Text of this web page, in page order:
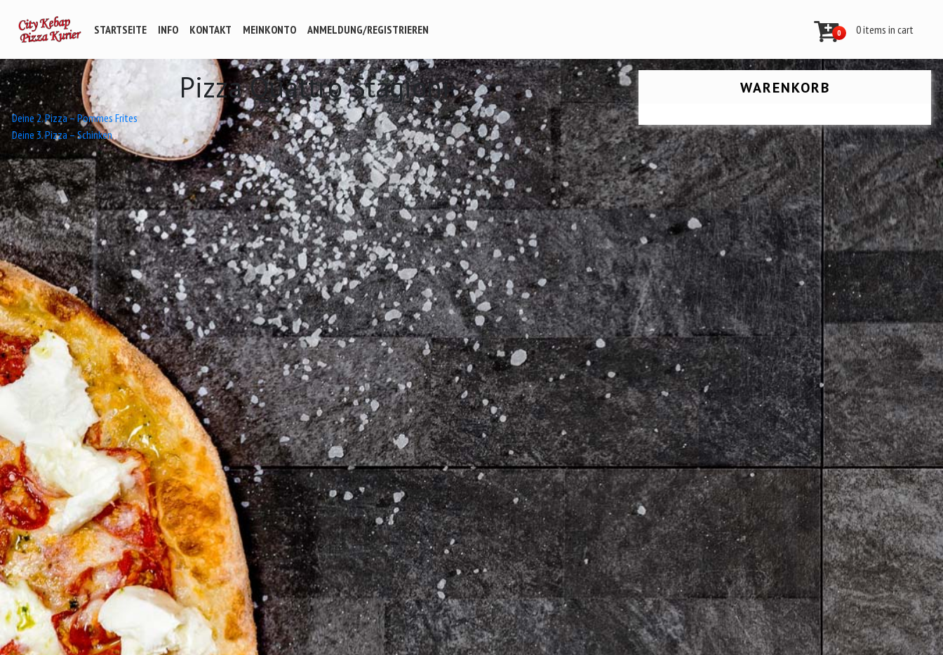
STARTSEITE INFO KONTAKT MEINKONTO ANMELDUNG/REGISTRIEREN 0 0 items in cart
Pizza Quattro Stagioni
Beitrags-
Navigation
Deine 2. Pizza – Pommes Frites
Deine 3. Pizza – Schinken
WARENKORB